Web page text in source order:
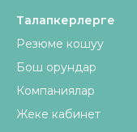
Талапкерлерге
Резюме кошуу
Бош орундар
Компаниялар
Жеке кабинет